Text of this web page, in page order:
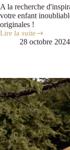
A la recherche
votre enfant
originales !
Lire la suite
28 octobre 2024